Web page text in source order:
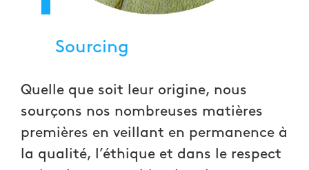
Sourcing
Quelle que soit leur origine, nous
sourçons nos nombreuses matières
premières en veillant en permanence à
la qualité, l’éthique et dans le respect